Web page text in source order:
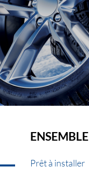
ENSEMBLE
Prêt à installer